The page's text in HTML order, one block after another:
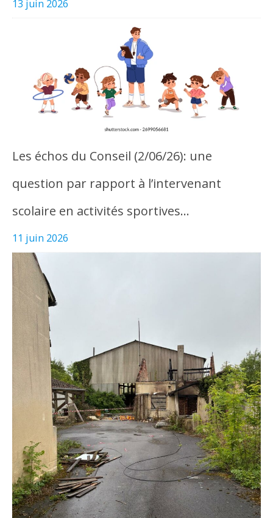
13 juin 2026
Les échos du Conseil (2/06/26): une
question par rapport à l’intervenant
scolaire en activités sportives…
11 juin 2026